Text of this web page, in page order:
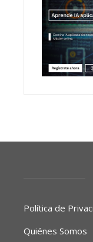
Política de
Quiénes Somos